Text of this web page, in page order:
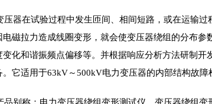
压器在试验过程中发生匝间、相间短路，或在运输
电磁拉力造成线圈变形，就会使变压器绕组的分布
变化和谐振频点偏移等。并根据响应分析方法研制
。它适用于63kV～500kV电力变压器的内部结构故障
品别称：电力变压器绕组变形测试仪、变压器绕组